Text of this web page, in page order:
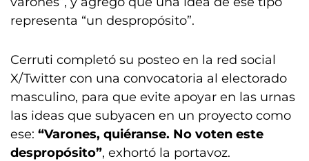
representa “un despropósito”.
Cerruti completó su posteo en la red social
X/Twitter con una convocatoria al electorado
masculino, para que evite apoyar en las urnas
las ideas que subyacen en un proyecto como
ese: “Varones, quiéranse. No voten este
despropósito”, exhortó la portavoz.